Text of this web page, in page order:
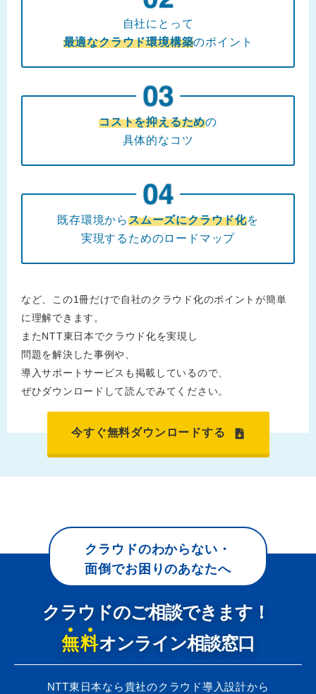
自社にとって
最適なクラウド環境構築のポイント
コストを抑えるための
具体的なコツ
既存環境からスムーズにクラウド化を
実現するためのロードマップ
など、この1冊だけで自社のクラウド化のポイントが簡単
に理解できます。
またNTT東日本でクラウド化を実現し
問題を解決した事例や、
導入サポートサービスも掲載しているので、
ぜひダウンロードして読んでみてください。
今すぐ無料ダウンロードする
クラウドのわからない・
面倒でお困りのあなたへ
クラウドのご相談できます！
無料オンライン相談窓口
NTT東日本なら貴社のクラウド導入設計から